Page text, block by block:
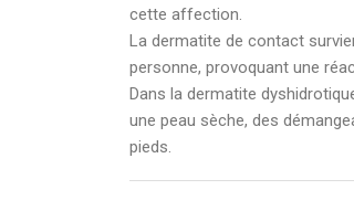
cette affection.
La dermatite de contact
personne, provoquant une
Dans la dermatite
une peau sèche, des
pieds.